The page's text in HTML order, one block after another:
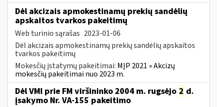
Dėl akcizais apmokestinamų prekių sandėlių
apskaitos tvarkos pakeitimų
Web turinio sąrašas 2023-01-06
Dėl akcizais apmokestinamų prekių sandėlių apskaitos
tvarkos pakeitimų
Mokesčių įstatymų pakeitimai: MĮP 2021 » Akcizų
mokesčių pakeitimai nuo 2023 m.
Dėl VMI prie FM viršininko 2004 m. rugsėjo 2 d.
įsakymo Nr. VA-155 pakeitimo